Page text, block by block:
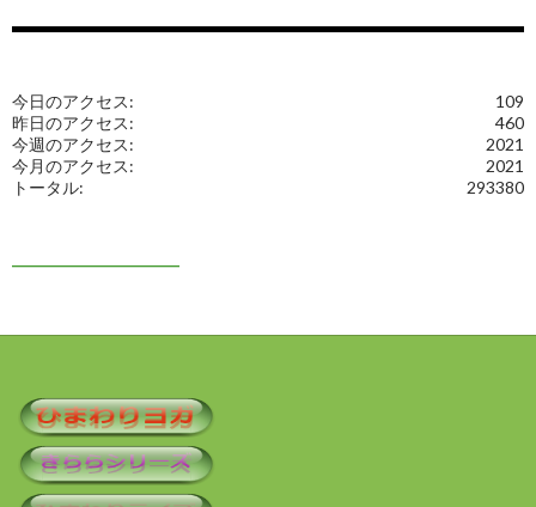
109
今日のアクセス:
460
昨日のアクセス:
2021
今週のアクセス:
2021
今月のアクセス:
293380
トータル:
━━━━━━━━━━